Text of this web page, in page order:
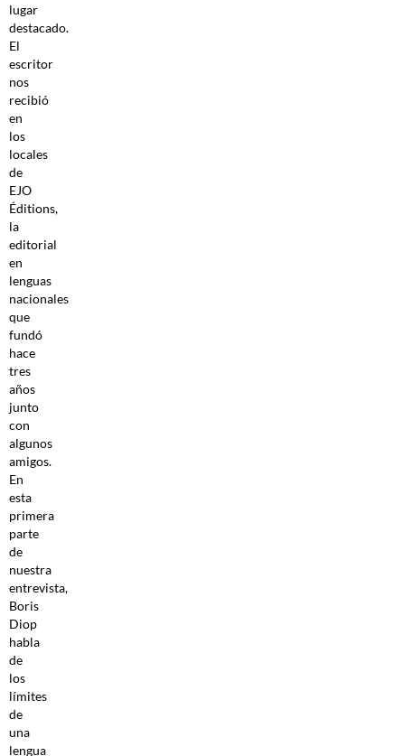
lugar
destacado.
El
escritor
nos
recibió
en
los
locales
de
EJO
Éditions,
la
editorial
en
lenguas
nacionales
que
fundó
hace
tres
años
junto
con
algunos
amigos.
En
esta
primera
parte
de
nuestra
entrevista,
Boris
Diop
habla
de
los
límites
de
una
lengua